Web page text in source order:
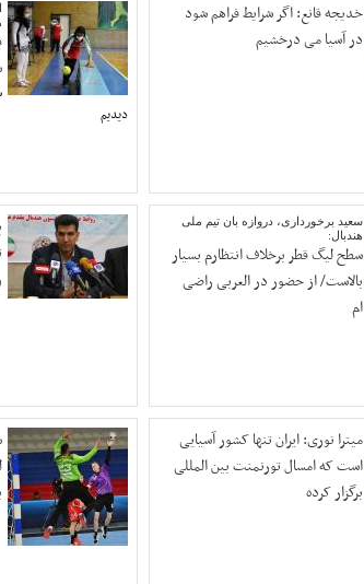
خدیجه قانع: اگر شرایط فراهم شود
در آسیا می درخشیم
دیدیم
سعید برخورداری، دروازه بان ‌تیم‌ ملی
هندبال:
سطح لیگ قطر برخلاف انتظارم بسیار
بالاست/ از حضور در العربی راضی
ام
میترا نوری: ایران تنها کشور آسیایی
است که امسال تورنمنت بین المللی
برگزار کرده